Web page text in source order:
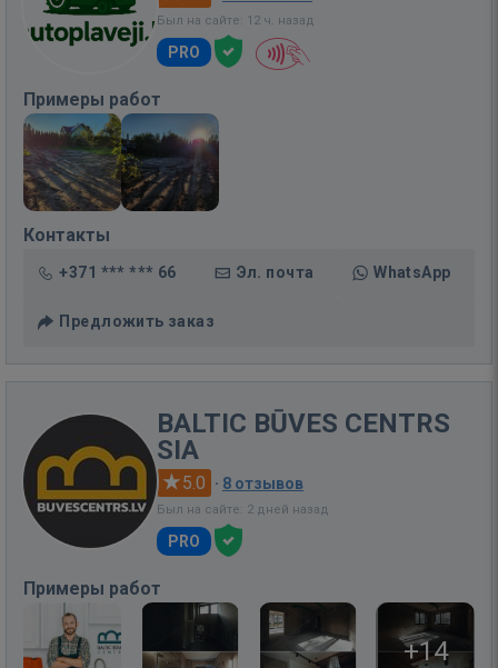
Был на сайте: 12 ч. назад
PRO
Примеры работ
Контакты
+371 *** *** 66 Эл. почта WhatsApp
Предложить заказ
BALTIC BŪVES CENTRS
SIA
5.0 · 8 отзывов
Был на сайте: 2 дней назад
PRO
Примеры работ
+14